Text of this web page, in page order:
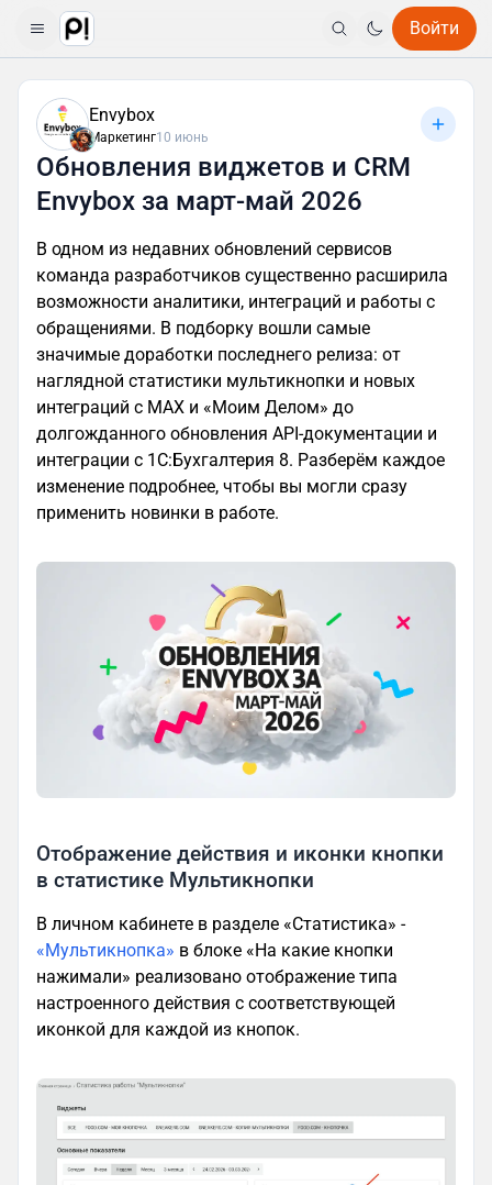
Войти
Envybox
Маркетинг10 июнь
Обновления виджетов и CRM
Envybox за март-май 2026
В одном из недавних обновлений сервисов
команда разработчиков существенно расширила
возможности аналитики, интеграций и работы с
обращениями. В подборку вошли самые
значимые доработки последнего релиза: от
наглядной статистики мультикнопки и новых
интеграций с MAX и «Моим Делом» до
долгожданного обновления API-документации и
интеграции с 1С:Бухгалтерия 8. Разберём каждое
изменение подробнее, чтобы вы могли сразу
применить новинки в работе.
Отображение действия и иконки кнопки
в статистике Мультикнопки
В личном кабинете в разделе «Статистика» -
«Мультикнопка» в блоке «На какие кнопки
нажимали» реализовано отображение типа
настроенного действия с соответствующей
иконкой для каждой из кнопок.